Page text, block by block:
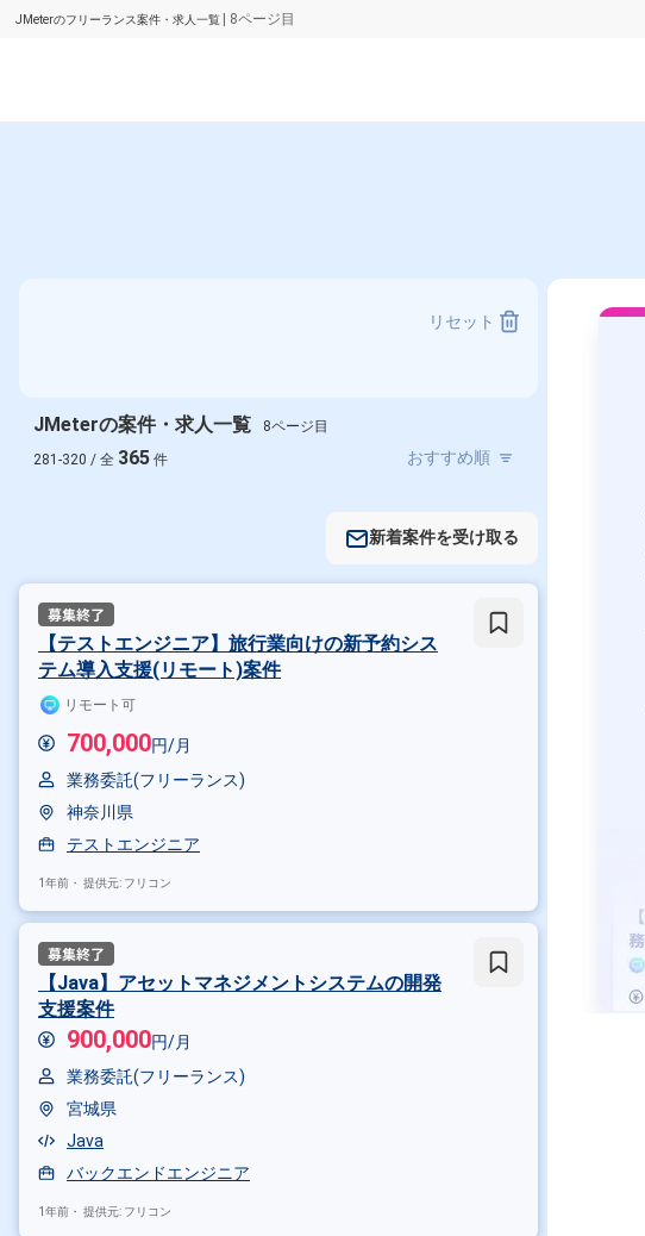
JMeterのフリーランス案件・求人一覧 | 8ページ目
リセット
JMeterの案件・求人一覧
8ページ目
281-320 / 全 365 件
新着案件を受け取る
【テストエンジニア】旅行業向けの新予約シス
テム導入支援(リモート)案件
リモート可
700,000円/月
業務委託(フリーランス)
神奈川県
テストエンジニア
1年前・ 提供元: フリコン
【Java】アセットマネジメントシステムの開発
支援案件
900,000円/月
業務委託(フリーランス)
宮城県
Java
バックエンドエンジニア
1年前・ 提供元: フリコン